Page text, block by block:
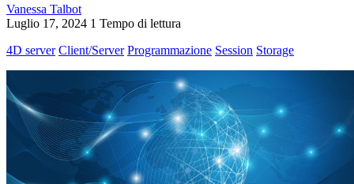
Vanessa Talbot
Luglio 17, 2024 1 Tempo di lettura
4D server Client/Server Programmazione Session Storage